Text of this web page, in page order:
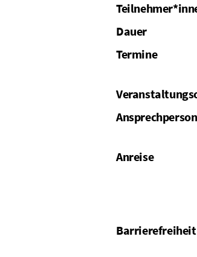
Dauer
Termine
Ansprechperson
Anreise
Barrierefreiheit